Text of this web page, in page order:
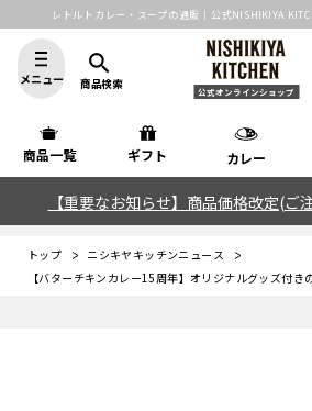
レトルトカレー・スープの通販｜公式NISHIKIYA
メニュー
search
商品検索
公式オンラインショップ
商品一覧 ギフト カレー
【重要なお知らせ】商品価格改定(ご
トップ
ニシキヤキッチンニュース
【バターチキンカレー15周年】オリジナルグッズ付き